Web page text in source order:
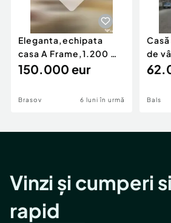
Eleganta,echipata
casa A Frame,1.200 mp
teren,deschidere Pia
150.000 eur
Brasov 6 luni în urmă
de
Bals
Vinzi și cumperi
rapid